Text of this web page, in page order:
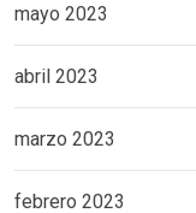
mayo 2023
abril 2023
marzo 2023
febrero 2023